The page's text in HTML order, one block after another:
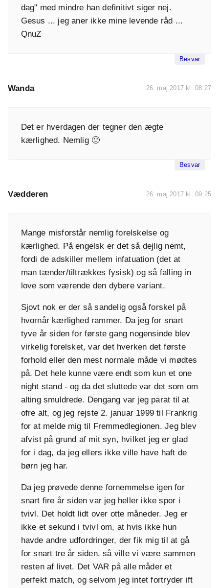
dag" med mindre han definitivt siger nej.
Gesus ... jeg aner ikke mine levende råd ...
QnuZ
Besvar
Wanda 26. maj 2017 kl. 08:27
Det er hverdagen der tegner den ægte
kærlighed. Nemlig 🙂
Besvar
Vædderen 26. maj 2017 kl. 09:25
Mange misforstår nemlig forelskelse og
kærlighed. På engelsk er det så dejlig nemt,
fordi de adskiller mellem infatuation (det at
man tænder/tiltrækkes fysisk) og så falling in
love som værende den dybere variant.
Sjovt nok er der så sandelig også forskel på
hvornår kærlighed rammer. Da jeg for snart
tyve år siden for første gang nogensinde blev
virkelig forelsket, var det hverken det første
forhold eller den mest normale måde vi mødtes
på. Det hele kunne være endt som kun et one
night stand - og da det sluttede var det som om
alting smuldrede. Dengang var jeg parat til at
ofre alt, og jeg rejste 2. januar 1999 til Frankrig
for at melde mig til Fremmedlegionen. Jeg blev
afvist på grund af mit syn, hvilket jeg er glad
for i dag, da jeg ellers ikke ville have haft de
børn jeg har.
Da jeg prøvede denne fornemmelse igen for
snart fire år siden var jeg heller ikke spor i
tvivl. Det holdt lidt over otte måneder. Jeg er
ikke et sekund i tvivl om, at hvis ikke hun
havde andre udfordringer, der fik mig til at gå
for snart tre år siden, så ville vi være sammen
resten af livet. Det VAR på alle måder et
perfekt match, og selvom jeg intet fortryder ift